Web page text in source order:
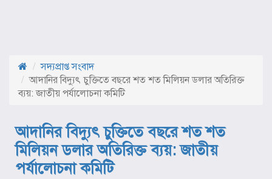
সদ্যপ্রাপ্ত সংবাদ
আদানির বিদ্যুৎ চুক্তিতে বছরে শত শত মিলিয়ন ডলার অতিরিক্ত
ব্যয়: জাতীয় পর্যালোচনা কমিটি
আদানির বিদ্যুৎ চুক্তিতে বছরে শত শত
মিলিয়ন ডলার অতিরিক্ত ব্যয়: জাতীয়
পর্যালোচনা কমিটি